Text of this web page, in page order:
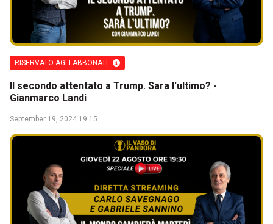
RISERVATO AGLI ABBONATI
Il secondo attentato a Trump. Sara l'ultimo? -
Gianmarco Landi
September 19, 2024 19:15